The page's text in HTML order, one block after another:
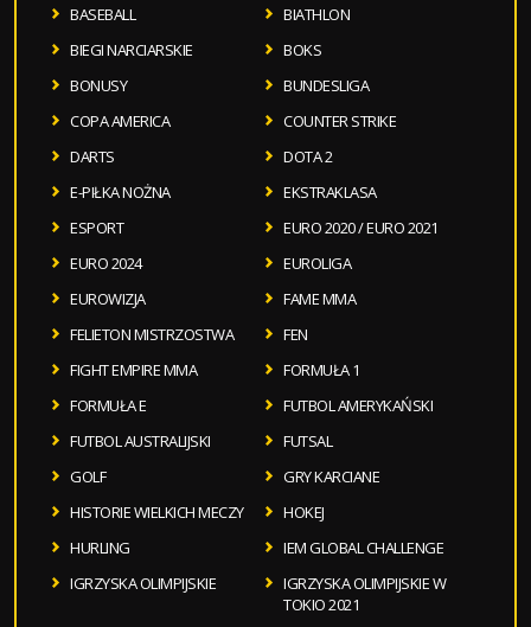
BASEBALL
BIATHLON
BIEGI NARCIARSKIE
BOKS
BONUSY
BUNDESLIGA
COPA AMERICA
COUNTER STRIKE
DARTS
DOTA 2
E-PIŁKA NOŻNA
EKSTRAKLASA
ESPORT
EURO 2020 / EURO 2021
EURO 2024
EUROLIGA
EUROWIZJA
FAME MMA
FELIETON MISTRZOSTWA
FEN
FIGHT EMPIRE MMA
FORMUŁA 1
FORMUŁA E
FUTBOL AMERYKAŃSKI
FUTBOL AUSTRALIJSKI
FUTSAL
GOLF
GRY KARCIANE
HISTORIE WIELKICH MECZY
HOKEJ
HURLING
IEM GLOBAL CHALLENGE
IGRZYSKA OLIMPIJSKIE
IGRZYSKA OLIMPIJSKIE W
TOKIO 2021